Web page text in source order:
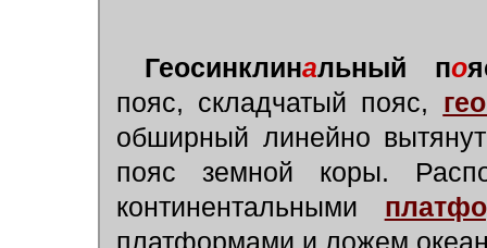
Геосинклинальный по
пояс, складчатый пояс,
обширный линейно
пояс земной коры.
континентальными
платформами и ложем